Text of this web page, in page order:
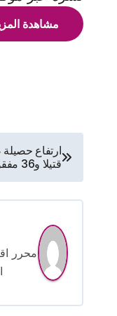
مشاهدة
تصفّح
المقالات
قتيلا و36 مفقودا